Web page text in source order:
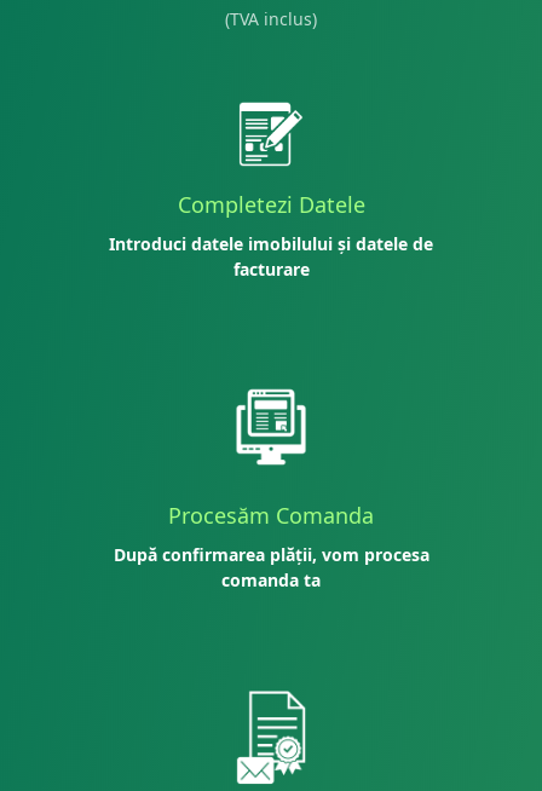
(TVA inclus)
Completezi Datele
Introduci datele imobilului și datele de
facturare
Procesăm Comanda
După confirmarea plății, vom procesa
comanda ta